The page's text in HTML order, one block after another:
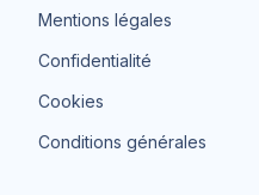
Mentions légales
Confidentialité
Cookies
Conditions générales